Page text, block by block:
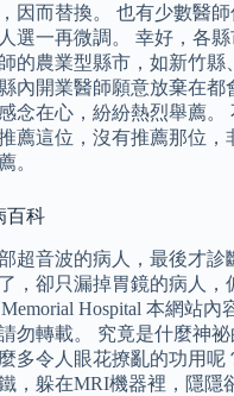
因而替換。 也有少數醫
選一再微調。 幸好，各縣
的農業型縣市，如新竹縣
內開業醫師願意放棄在都
念在心，紛紛熱烈舉薦。
薦這位，沒有推薦那位，
。
百科
超音波的病人，最後才診
，卻只漏掉胃鏡的病人
Memorial Hospital 本網站
勿轉載。 究竟是什麼神
多令人眼花撩亂的功用呢
，躲在MRI機器裡，隱隱